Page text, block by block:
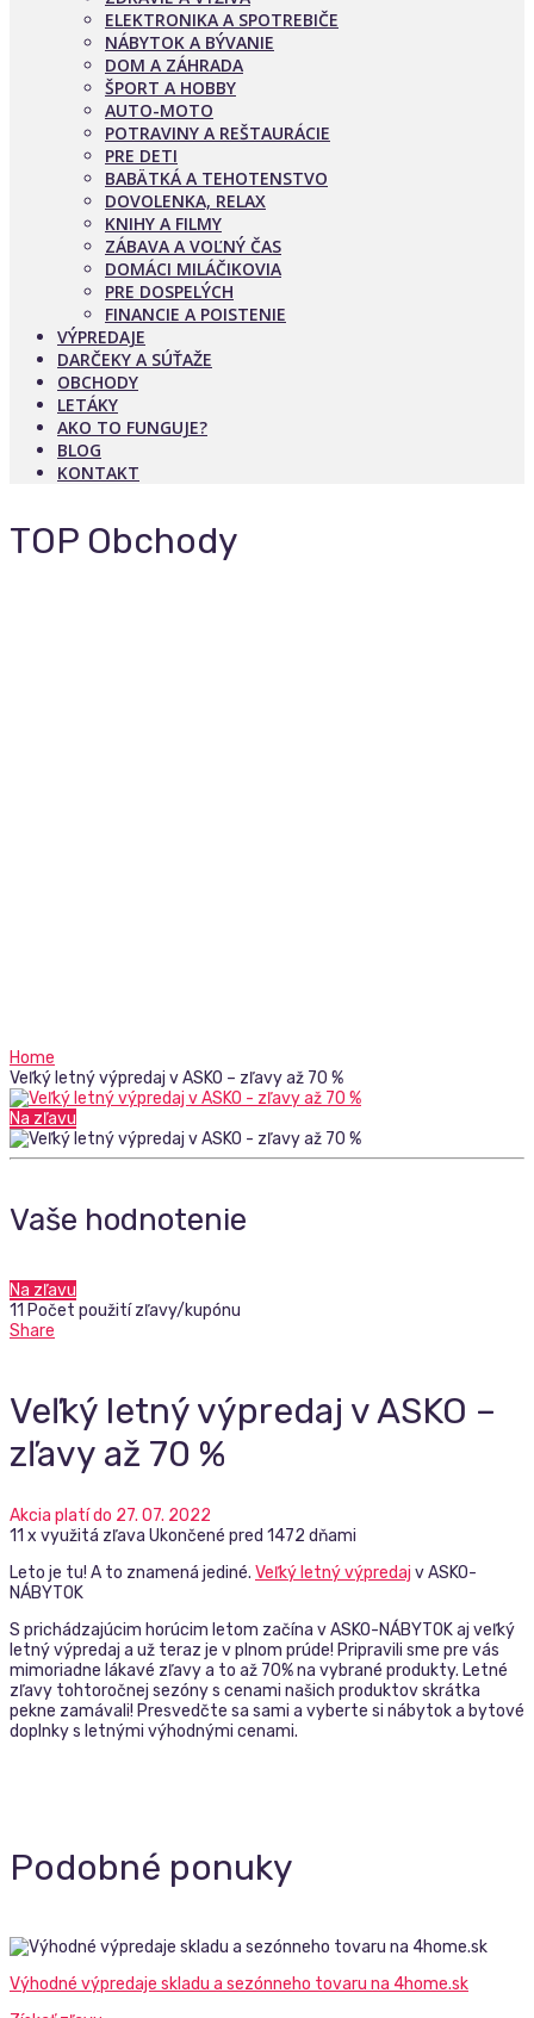
ELEKTRONIKA A SPOTREBIČE
NÁBYTOK A BÝVANIE
DOM A ZÁHRADA
ŠPORT A HOBBY
AUTO-MOTO
POTRAVINY A REŠTAURÁCIE
PRE DETI
BABÄTKÁ A TEHOTENSTVO
DOVOLENKA, RELAX
KNIHY A FILMY
ZÁBAVA A VOĽNÝ ČAS
DOMÁCI MILÁČIKOVIA
PRE DOSPELÝCH
FINANCIE A POISTENIE
VÝPREDAJE
DARČEKY A SÚŤAŽE
OBCHODY
LETÁKY
AKO TO FUNGUJE?
BLOG
KONTAKT
TOP Obchody
Home
Veľký letný výpredaj v ASKO – zľavy až 70 %
Na zľavu
Vaše hodnotenie
Na zľavu
11 Počet použití zľavy/kupónu
Share
Veľký letný výpredaj v ASKO –
zľavy až 70 %
Akcia platí do 27. 07. 2022
11 x využitá zľava Ukončené pred 1472 dňami
Leto je tu! A to znamená jediné. Veľký letný výpredaj v ASKO-
NÁBYTOK
S prichádzajúcim horúcim letom začína v ASKO-NÁBYTOK aj veľký
letný výpredaj a už teraz je v plnom prúde! Pripravili sme pre vás
mimoriadne lákavé zľavy a to až 70% na vybrané produkty. Letné
zľavy tohtoročnej sezóny s cenami našich produktov skrátka
pekne zamávali! Presvedčte sa sami a vyberte si nábytok a bytové
doplnky s letnými výhodnými cenami.
Podobné ponuky
Výhodné výpredaje skladu a sezónneho tovaru na 4home.sk